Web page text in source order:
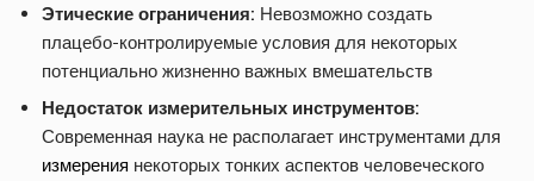
Этические ограничения: Невозможно создать
плацебо-контролируемые условия для некоторых
потенциально жизненно важных вмешательств
Недостаток измерительных инструментов:
Современная наука не располагает инструментами для
измерения некоторых тонких аспектов человеческого